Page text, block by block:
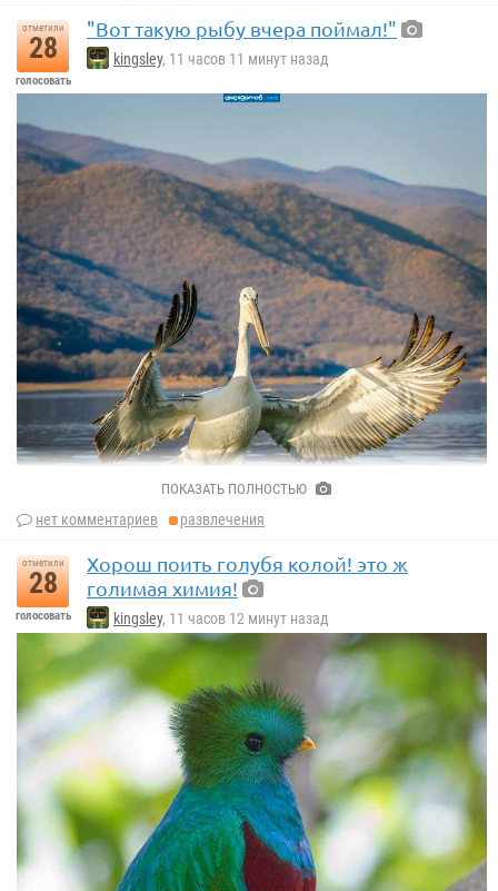
отметили
28
голосовать
"Вот такую рыбу вчера поймал!"
kingsley, 11 часов 11 минут назад
ПОКАЗАТЬ ПОЛНОСТЬЮ
нет комментариев развлечения
отметили
28
голосовать
Хорош поить голубя колой! это ж
голимая химия!
kingsley, 11 часов 12 минут назад